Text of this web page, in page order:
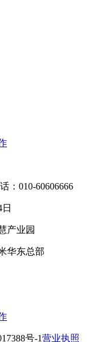
：010-60606666
产业园
华东总部
号-1营业执照